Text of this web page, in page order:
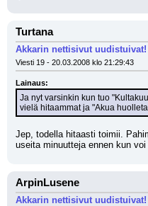
Turtana
Akkarin nettisivut uudistuivat!
Viesti 19 - 20.03.2008 klo 21:29:43
Lainaus:
Ja nyt varsinkin kun tuo
vielä hitaammat ja "Akua
Jep, todella hitaasti toimii.
useita minuutteja ennen kun
ArpinLusene
Akkarin nettisivut uudistuivat!